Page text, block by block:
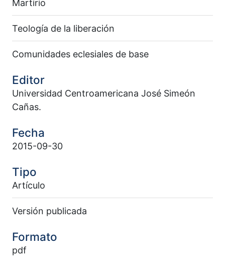
Martirio
Teología de la liberación
Comunidades eclesiales de base
Editor
Universidad Centroamericana José Simeón
Cañas.
Fecha
2015-09-30
Tipo
Artículo
Versión publicada
Formato
pdf